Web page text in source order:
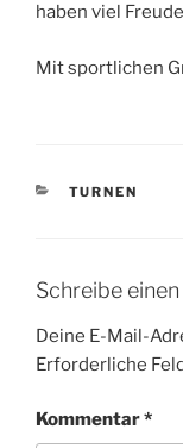
haben viel
Mit sportlichen
KATEGORIEN
TURNEN
Schreibe
Deine E-Mail-
Erforderliche
Kommentar*